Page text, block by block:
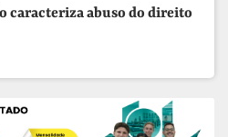
caracteriza abuso do direito